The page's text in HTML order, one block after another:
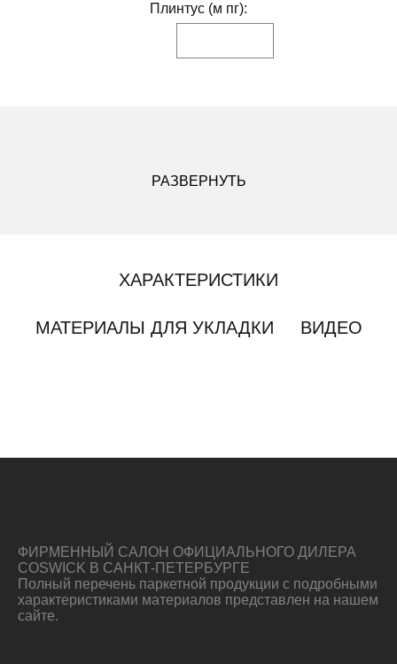
Плинтус (м пг):
РАЗВЕРНУТЬ
ХАРАКТЕРИСТИКИ
МАТЕРИАЛЫ ДЛЯ УКЛАДКИ ВИДЕО
ФИРМЕННЫЙ САЛОН ОФИЦИАЛЬНОГО ДИЛЕРА
COSWICK В САНКТ-ПЕТЕРБУРГЕ
Полный перечень паркетной продукции с подробными
характеристиками материалов представлен на нашем
сайте.